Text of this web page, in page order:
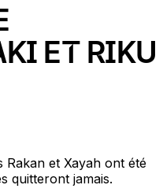
ET RIKU
Rakan et Xayah ont été
quitteront jamais.